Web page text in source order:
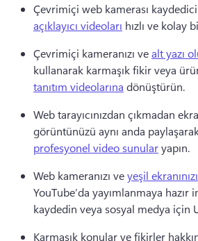
Çevrimiçi web kamerası
açıklayıcı videoları hızlı ve kolay
Çevrimiçi kameranızı ve alt yazı
kullanarak karmaşık fikir veya
tanıtım videolarına dönüştürün.
Web tarayıcınızdan çıkmadan
görüntünüzü aynı anda
profesyonel video sunular yapın.
Web kameranızı ve yeşil ekranınızı
YouTube’da yayımlanmaya hazır
kaydedin veya sosyal medya için
Karmaşık konular ve fikirler